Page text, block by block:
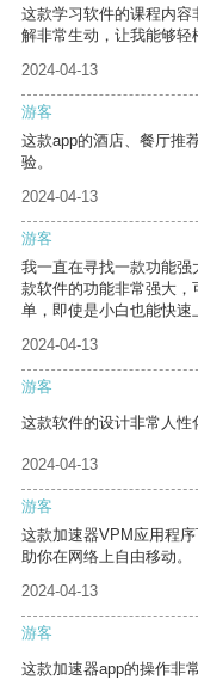
这款学习软件的课程内
解非常生动，让我能够轻
2024-04-13
游客
这款app的酒店、餐厅推
验。
2024-04-13
游客
我一直在寻找一款功能
款软件的功能非常强大
单，即使是小白也能快速
2024-04-13
游客
这款软件的设计非常人性
2024-04-13
游客
这款加速器VPM应用程
助你在网络上自由移动。
2024-04-13
游客
这款加速器app的操作非